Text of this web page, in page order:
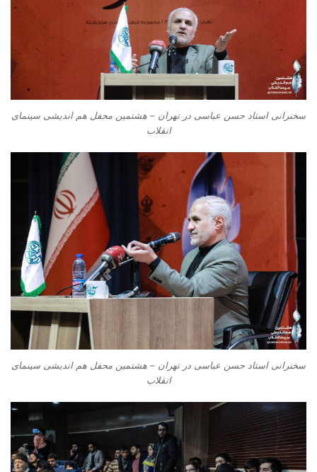
سخنرانی استاد حسن عباسی در تهران – هشتمین محفل هم اندیشی سینمای
انقلاب
سخنرانی استاد حسن عباسی در تهران – هشتمین محفل هم اندیشی سینمای
انقلاب